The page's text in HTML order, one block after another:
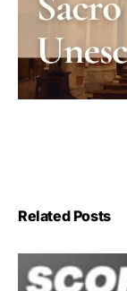
Related Posts